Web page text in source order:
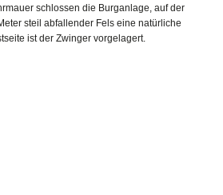
schlossen die Burganlage, auf der
steil abfallender Fels eine natürliche
ist der Zwinger vorgelagert.